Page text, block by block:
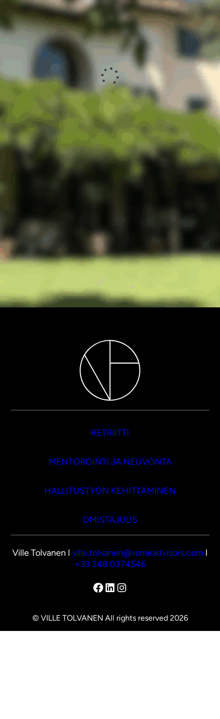
RETRIITTI
MENTOROINTI JA NEUVONTA
HALLITUSTYÖN KEHITTÄMINEN
OMISTAJUUS
Ville Tolvanen I ville.tolvanen@romeadvisors.com I
+39 348 0374546
Facebook
LinkedIn
Instagram
© VILLE TOLVANEN All rights reserved 2026